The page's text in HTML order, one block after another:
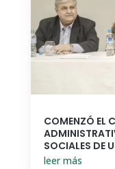
COMENZÓ EL
SOCIALES DE
leer más